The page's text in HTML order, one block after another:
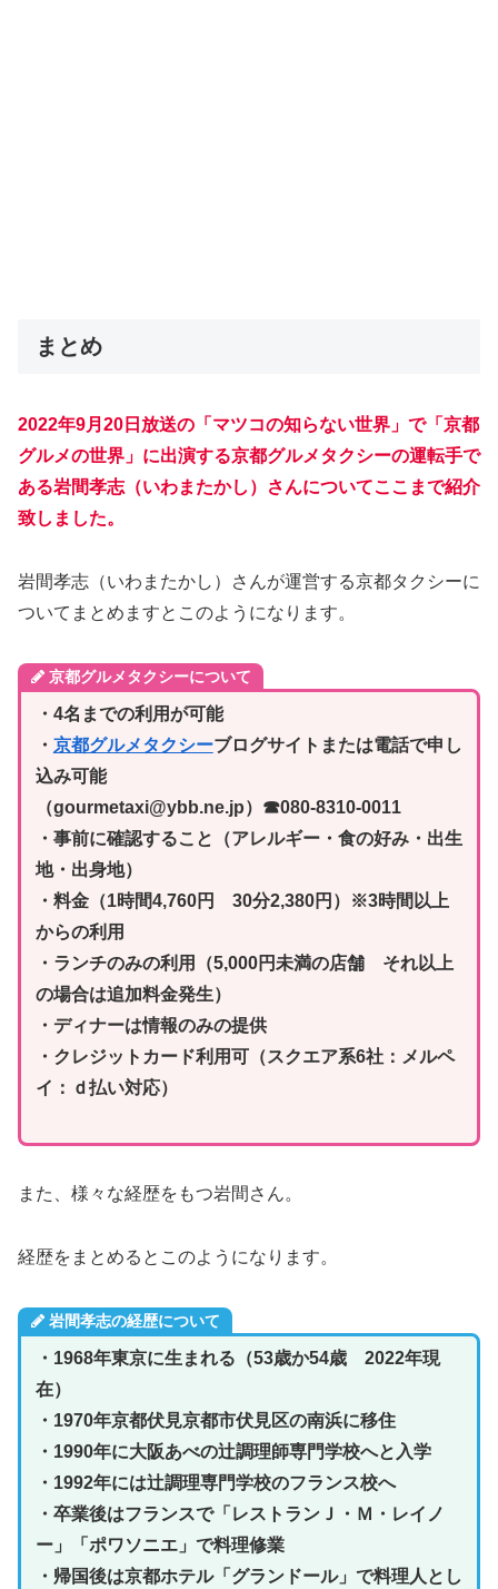
まとめ
2022年9月20日放送の「マツコの知らない世界」で「京都
グルメの世界」に出演する京都グルメタクシーの運転手で
ある岩間孝志（いわまたかし）さんについてここまで紹介
致しました。
岩間孝志（いわまたかし）さんが運営する京都タクシーに
ついてまとめますとこのようになります。
京都グルメタクシーについて
・4名までの利用が可能
・ 京都グルメタクシーブログサイトまたは電話で申し
込み可能
（gourmetaxi@ybb.ne.jp）☎080-8310-0011
・事前に確認すること（アレルギー・食の好み・出生
地・出身地）
・料金（1時間4,760円 30分2,380円）※3時間以上
からの利用
・ランチのみの利用（5,000円未満の店舗 それ以上
の場合は追加料金発生）
・ディナーは情報のみの提供
・クレジットカード利用可（スクエア系6社：メルペ
イ：ｄ払い対応）
また、様々な経歴をもつ岩間さん。
経歴をまとめるとこのようになります。
岩間孝志の経歴について
・1968年東京に生まれる（53歳か54歳 2022年現
在）
・1970年京都伏見京都市伏見区の南浜に移住
・1990年に大阪あべの辻調理師専門学校へと入学
・1992年には辻調理専門学校のフランス校へ
・卒業後はフランスで「レストランＪ・Ｍ・レイノ
ー」「ポワソニエ」で料理修業
・帰国後は京都ホテル「グランドール」で料理人とし